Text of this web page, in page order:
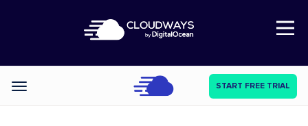
Open Nav
Categories START FREE TRIAL